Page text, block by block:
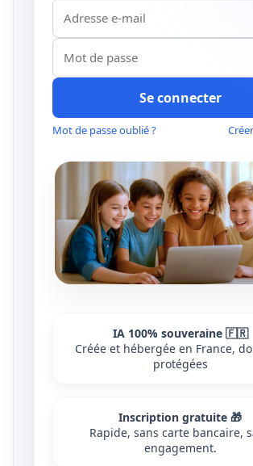
Se connecter
Mot de passe oublié ?
IA 100% souveraine 🇫🇷
Créée et hébergée en France,
protégées
Inscription gratuite 🎁
Rapide, sans carte bancaire,
engagement.